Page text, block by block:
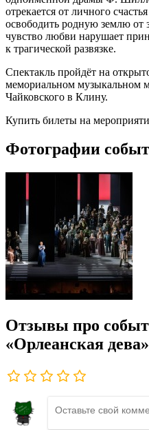
отрекается от личного
освободить родную землю от
чувство любви нарушает
к трагической развязке.
Спектакль пройдёт на
мемориальном музыкальном
Чайковского в Клину.
Купить билеты на
Фотографии
Отзывы про
«Орлеанская дева»